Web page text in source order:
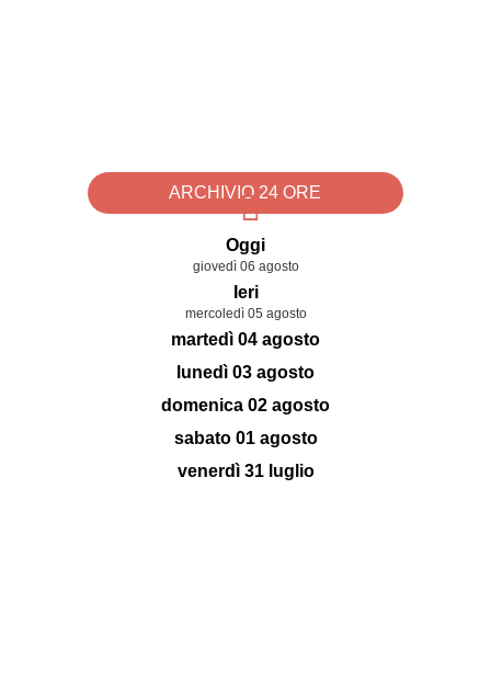
ARCHIVIO 24 ORE
Oggi
giovedì 06 agosto
Ieri
mercoledì 05 agosto
martedì 04 agosto
lunedì 03 agosto
domenica 02 agosto
sabato 01 agosto
venerdì 31 luglio